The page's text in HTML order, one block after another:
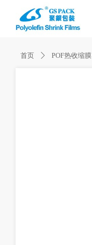
首页 ꄲ POF热收缩膜